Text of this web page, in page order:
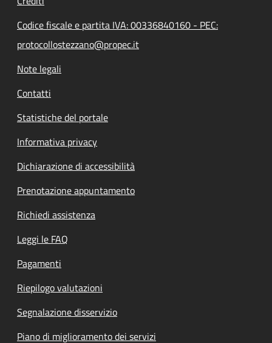
Codice fiscale e partita IVA: 00336840160 - PEC:
protocollostezzano@propec.it
Note legali
Contatti
Statistiche del portale
Informativa privacy
Dichiarazione di accessibilità
Prenotazione appuntamento
Richiedi assistenza
Leggi le FAQ
Pagamenti
Riepilogo valutazioni
Segnalazione disservizio
Piano di miglioramento dei servizi